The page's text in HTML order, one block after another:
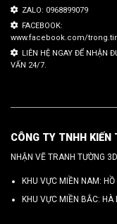
ZALO: 0968899079
FACEBOOK:
www.facebook.com/
LIÊN HỆ NGAY ĐỂ NHẬN
VẤN 24/7.
CÔNG TY TNHH
NHẬN VẼ TRANH TƯỜNG
KHU VỰC MIỀN NAM:
KHU VỰC MIỀN BẮC: HÀ